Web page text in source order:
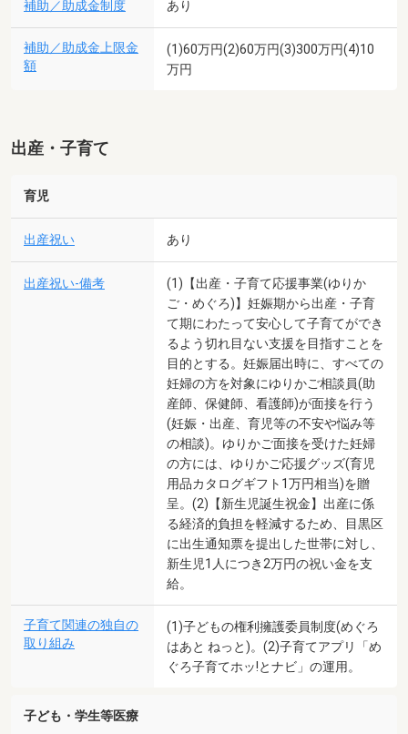
補助／助成金制度 あり
補助／助成金上限金
額
(1)60万円(2)60万円(3)300万円(4)10
万円
出産・子育て
育児
出産祝い あり
出産祝い-備考
(1)【出産・子育て応援事業(ゆりか
ご・めぐろ)】妊娠期から出産・子育
て期にわたって安心して子育てができ
るよう切れ目ない支援を目指すことを
目的とする。妊娠届出時に、すべての
妊婦の方を対象にゆりかご相談員(助
産師、保健師、看護師)が面接を行う
(妊娠・出産、育児等の不安や悩み等
の相談)。ゆりかご面接を受けた妊婦
の方には、ゆりかご応援グッズ(育児
用品カタログギフト1万円相当)を贈
呈。(2)【新生児誕生祝金】出産に係
る経済的負担を軽減するため、目黒区
に出生通知票を提出した世帯に対し、
新生児1人につき2万円の祝い金を支
給。
子育て関連の独自の
取り組み
(1)子どもの権利擁護委員制度(めぐろ
はあと ねっと)。(2)子育てアプリ「め
ぐろ子育てホッ!とナビ」の運用。
子ども・学生等医療